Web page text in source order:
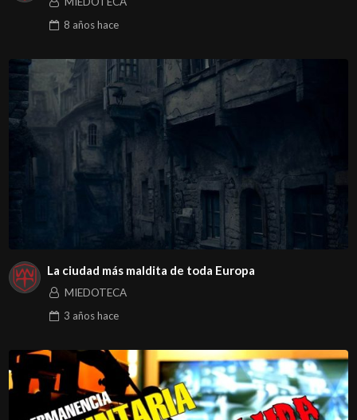
8 añoshace
La ciudad más maldita de toda Europa
MIEDOTECA
3 añoshace